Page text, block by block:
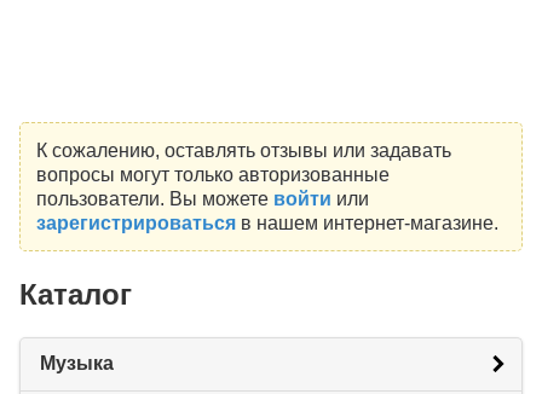
К сожалению, оставлять отзывы или задавать
вопросы могут только авторизованные
пользователи. Вы можете войти или
зарегистрироватьсяв нашем интернет-магазине.
Каталог
Музыка